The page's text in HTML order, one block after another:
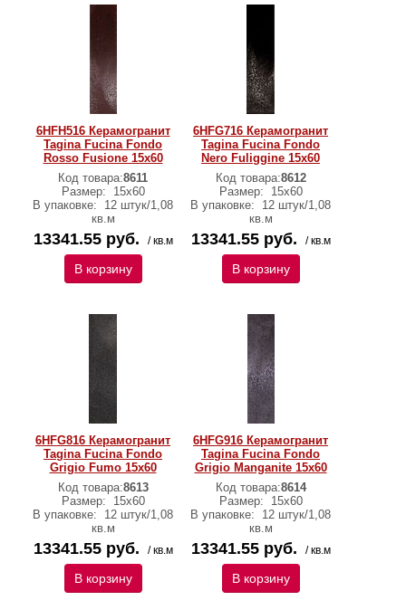
6HFH516 Керамогранит
Tagina Fucina Fondo
Rosso Fusione 15x60
Код товара:8611
Размер:
15x60
В упаковке:
12 штук/1,08
кв.м
13341.55 руб. / кв.м
В корзину
6HFG716 Керамогранит
Tagina Fucina Fondo
Nero Fuliggine 15x60
Код товара:8612
Размер:
15x60
В упаковке:
12 штук/1,08
кв.м
13341.55 руб. / кв.м
В корзину
6HFG816 Керамогранит
Tagina Fucina Fondo
Grigio Fumo 15x60
Код товара:8613
Размер:
15x60
В упаковке:
12 штук/1,08
кв.м
13341.55 руб. / кв.м
В корзину
6HFG916 Керамогранит
Tagina Fucina Fondo
Grigio Manganite 15x60
Код товара:8614
Размер:
15x60
В упаковке:
12 штук/1,08
кв.м
13341.55 руб. / кв.м
В корзину